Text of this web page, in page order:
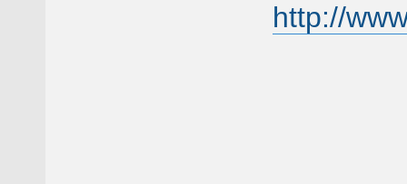
http://